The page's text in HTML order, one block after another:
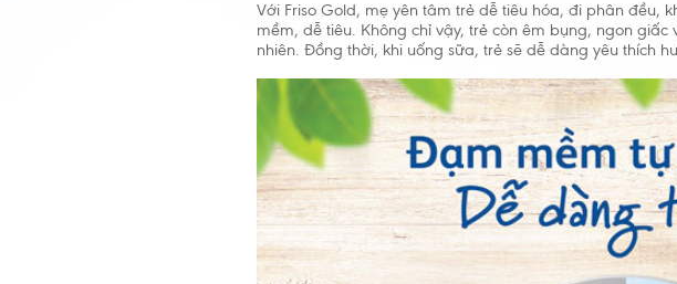
Với Friso Gold, mẹ yên tâm trẻ dễ tiêu hóa, đi phân đều,
mềm, dễ tiêu. Không chỉ vậy, trẻ còn êm bụng, ngon
nhiên. Đồng thời, khi uống sữa, trẻ sẽ dễ dàng yêu thích